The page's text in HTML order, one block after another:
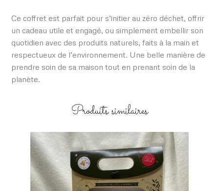
Ce coffret est parfait pour s’initier au zéro déchet, offrir
un cadeau utile et engagé, ou simplement embellir son
quotidien avec des produits naturels, faits à la main et
respectueux de l’environnement. Une belle manière de
prendre soin de sa maison tout en prenant soin de la
planète.
Produits similaires